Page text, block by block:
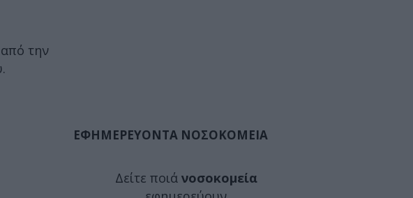
την
ΕΦΗΜΕΡΕΥΟΝΤΑ ΝΟΣΟΚΟΜΕΙΑ
Δείτε ποιά νοσοκομεία